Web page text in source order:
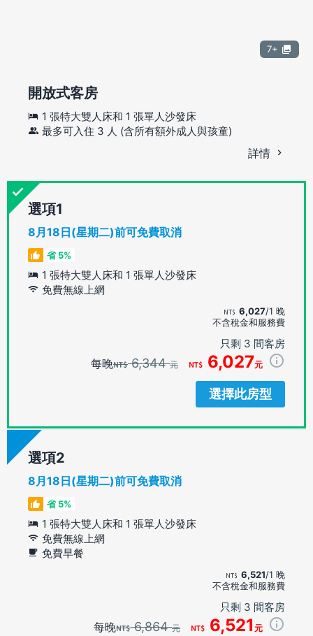
7+
開放式客房
1 張特大雙人床和 1 張單人沙發床
最多可入住 3 人 (含所有額外成人與孩童)
詳情
選項
8月18日(星期二)前可免費取消
省 5%
1 張特大雙人床和 1 張單人沙發床
免費無線上網
6,027/1 晚
不含稅金和服務費
只剩 3 間客房
每晚 6,344元 6,027元
選擇此房型
選項
8月18日(星期二)前可免費取消
省 5%
1 張特大雙人床和 1 張單人沙發床
免費無線上網
免費早餐
6,521/1 晚
不含稅金和服務費
只剩 3 間客房
每晚 6,864元 6,521 元